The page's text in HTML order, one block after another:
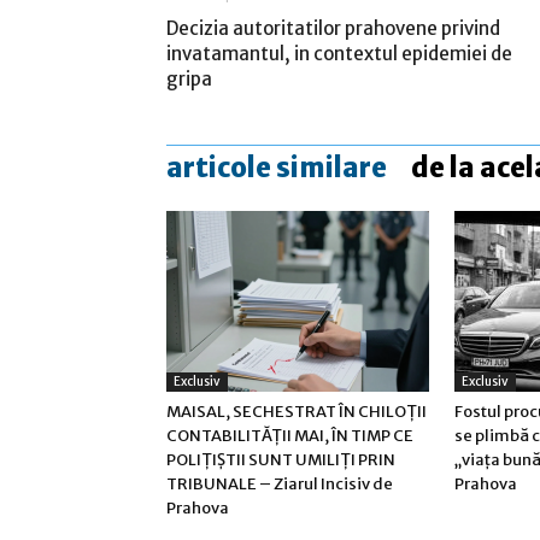
Decizia autoritatilor prahovene privind
invatamantul, in contextul epidemiei de
gripa
articole similare de la
Exclusiv
MAISAL, SECHESTRAT ÎN CHILOȚII
CONTABILITĂȚII MAI, ÎN TIMP CE
POLIȚIȘTII SUNT UMILIȚI PRIN
TRIBUNALE – Ziarul Incisiv de
Prahova
Exclusiv
Fostul
se plimbă
„viața
Prahova